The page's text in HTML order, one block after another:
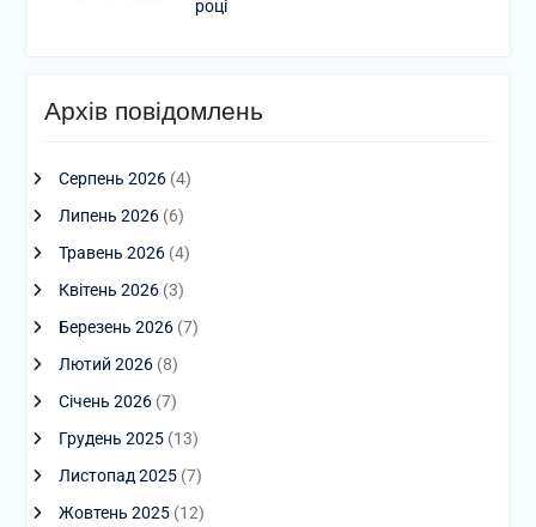
році
Архів повідомлень
Серпень 2026(4)
Липень 2026(6)
Травень 2026(4)
Квітень 2026(3)
Березень 2026(7)
Лютий 2026(8)
Січень 2026(7)
Грудень 2025(13)
Листопад 2025(7)
Жовтень 2025(12)